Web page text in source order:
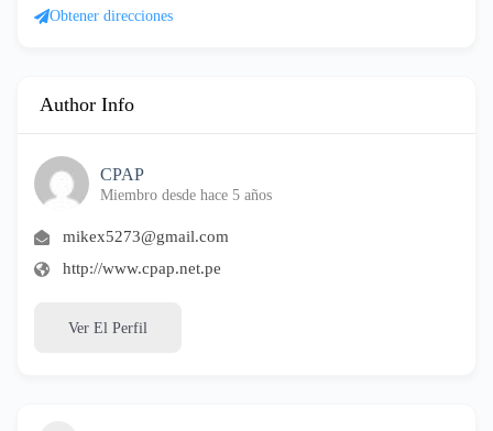
Obtener direcciones
Author Info
CPAP
Miembro desde hace 5 años
mikex5273@gmail.com
http://www.cpap.net.pe
Ver El Perfil